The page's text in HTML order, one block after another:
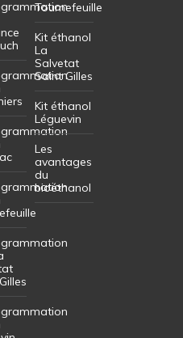
Tournefeuille
Kit éthanol
La
Salvetat
Saint Gilles
Kit éthanol
Léguevin
Les
avantages
du
bioéthanol